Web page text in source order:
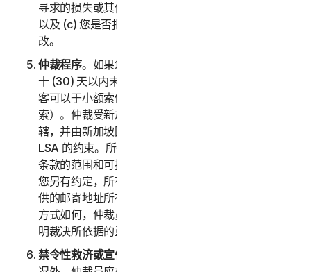
寻求的损失或其他救济的具体金额（以下称“
以及 (c) 您是否拒绝诺顿卫复客对此条的任何后续修
改。
仲裁程序。如果您和诺顿卫复客在收到索赔通知的三
十 (30) 天以内未就解决索赔达成协议，您或诺顿卫复
客可以于小额索偿法庭启动仲裁程序（或者向其提交申
索）。仲裁受新加坡国际仲裁中心规则“SIAC 规则”管
辖，并由新加坡国际仲裁中心负责管理。仲裁员受本
LSA 的约束。所有问题均由仲裁员决定，包括此仲裁
条款的范围和可执行性相关的问题。除非诺顿卫复客和
您另有约定，所有仲裁听证会均将在您索赔通知中所提
供的邮寄地址所在的国家/地区进行。不管执行仲裁的
方式如何，仲裁员都应当给出合理的书面决定，充分说
明裁决所依据的重要发现及结论。
禁令性救济或宣告性救济